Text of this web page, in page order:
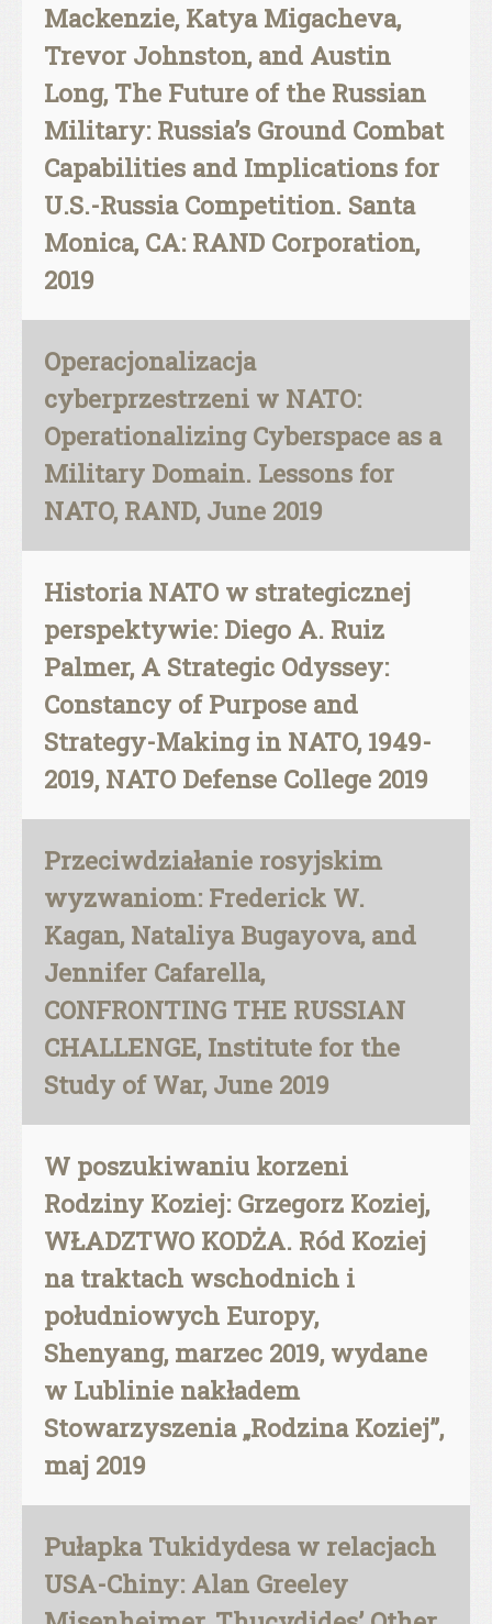
Mackenzie, Katya Migacheva,
Trevor Johnston, and Austin
Long, The Future of the Russian
Military: Russia’s Ground Combat
Capabilities and Implications for
U.S.-Russia Competition. Santa
Monica, CA: RAND Corporation,
2019
Operacjonalizacja
cyberprzestrzeni w NATO:
Operationalizing Cyberspace as a
Military Domain. Lessons for
NATO, RAND, June 2019
Historia NATO w strategicznej
perspektywie: Diego A. Ruiz
Palmer, A Strategic Odyssey:
Constancy of Purpose and
Strategy-Making in NATO, 1949-
2019, NATO Defense College 2019
Przeciwdziałanie rosyjskim
wyzwaniom: Frederick W.
Kagan, Nataliya Bugayova, and
Jennifer Cafarella,
CONFRONTING THE RUSSIAN
CHALLENGE, Institute for the
Study of War, June 2019
W poszukiwaniu korzeni
Rodziny Koziej: Grzegorz Koziej,
WŁADZTWO KODŻA. Ród Koziej
na traktach wschodnich i
południowych Europy,
Shenyang, marzec 2019, wydane
w Lublinie nakładem
Stowarzyszenia „Rodzina Koziej”,
maj 2019
Pułapka Tukidydesa w relacjach
USA-Chiny: Alan Greeley